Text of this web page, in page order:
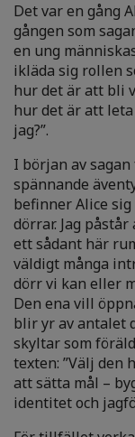
Det var en gång
gången som
en ung
ikläda sig rollen
hur det är att bli
hur det är att
jag?”.
I början av
spännande
befinner Alice
dörrar. Jag
ett sådant här
väldigt många
dörr vi kan eller
Den ena vill
blir yr av antalet
skyltar som
texten: ”Välj den
att sätta mål –
identitet och